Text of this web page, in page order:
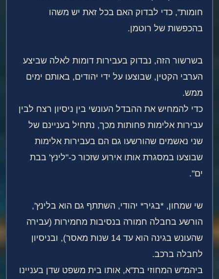
חומות", כדי לבדוק האם בכל זאת יש משהו
בהכפשות של רוטמן.
בשרשור הזה, נבדוק בעבירות דומות לאלה שביצע
הערבי הקטין, שבוצעו על ידי יהודים, באותם ימים
ממש.
כדי להמחיש את ההבדל העונשי בין ניסיון רצח לבין
עבירות אלימות פחותות מכך, נתחיל בעניינם של
שני נאשמים שהורשעו גם הם בעבירות אלימות
שבוצעו במסגרת אותו אירוע שזכור כ-"לינץ' בבת
ים".
שי שמחון, *בגיר* יהודי, השתתף גם הוא בלינץ',
הורשע בחבלה חמורה בנסיבות מחמירות (עבירה
שהעונש בגינה הוא עד 14 שנות מאסר), ובניסיון
לחבלה ברכב.
ביהמ"ש המחוזי בת"א, אותו בית משפט שדן בעניינו